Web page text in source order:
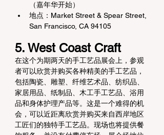
（嘉年华开始）
地点：Market Street & Spear Street,
San Francisco, CA 94105
5. West Coast Craft
在这个为期两天的手工艺品展会上，参观
者可以欣赏并购买各种精美的手工艺品，
包括陶瓷、雕塑、纤维艺术品、纺织品、
家居用品、纸制品、木工手工艺品、浴用
品和身体护理产品等。这是一个难得的机
会，可以近距离欣赏并购买来自西岸地区
工匠们的独特手工艺品。现场也将提供餐